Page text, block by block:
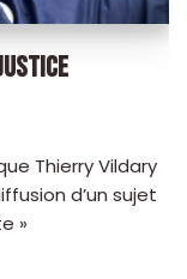
Thierry Vildary
d’un sujet
»